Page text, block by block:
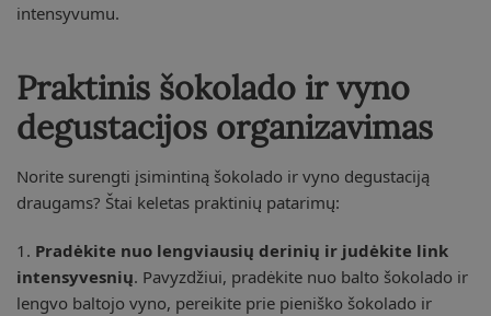
intensyvumu.
Praktinis šokolado ir vyno
degustacijos organizavimas
Norite surengti įsimintiną šokolado ir vyno degustaciją
draugams? Štai keletas praktinių patarimų:
1. Pradėkite nuo lengviausių derinių ir judėkite link
intensyvesnių. Pavyzdžiui, pradėkite nuo balto šokolado ir
lengvo baltojo vyno, pereikite prie pieniško šokolado ir